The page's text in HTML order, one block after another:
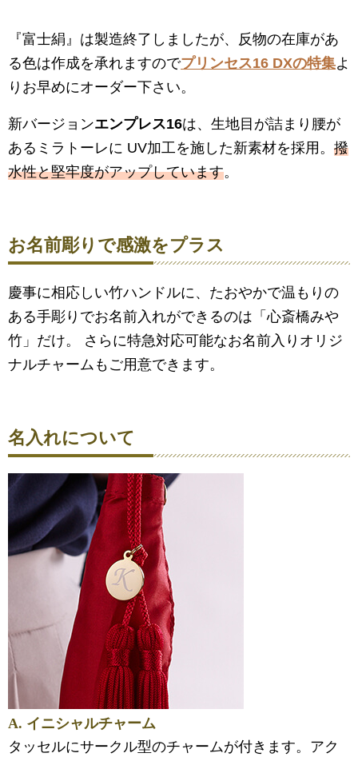
『富士絹』は製造終了しましたが、反物の在庫があ
る色は作成を承れますのでプリンセス16 DXの特集よ
りお早めにオーダー下さい。
新バージョンエンプレス16は、生地目が詰まり腰が
あるミラトーレに UV加工を施した新素材を採用。 撥
水性と堅牢度がアップしています。
お名前彫りで感激をプラス
慶事に相応しい竹ハンドルに、たおやかで温もりの
ある手彫りでお名前入れができるのは「心斎橋みや
竹」だけ。 さらに特急対応可能なお名前入りオリジ
ナルチャームもご用意できます。
名入れについて
A. イニシャルチャーム
タッセルにサークル型のチャームが付きます。アク